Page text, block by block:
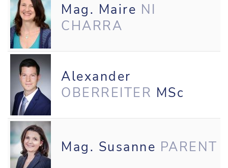
Mag. Maire NI
CHARRA
Alexander
OBERREITER MSc
Mag. Susanne PARENT